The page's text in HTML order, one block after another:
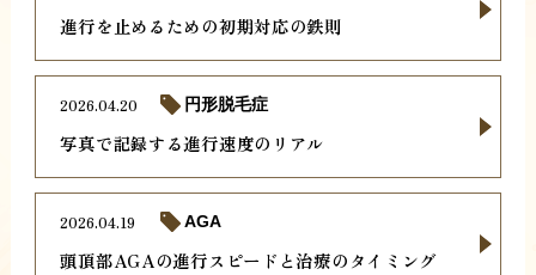
進行を止めるための初期対応の鉄則
写真で記録する進行速度のリアル
2026.04.20 円形脱毛症
頭頂部AGAの進行スピードと治療のタイミング
2026.04.19 AGA